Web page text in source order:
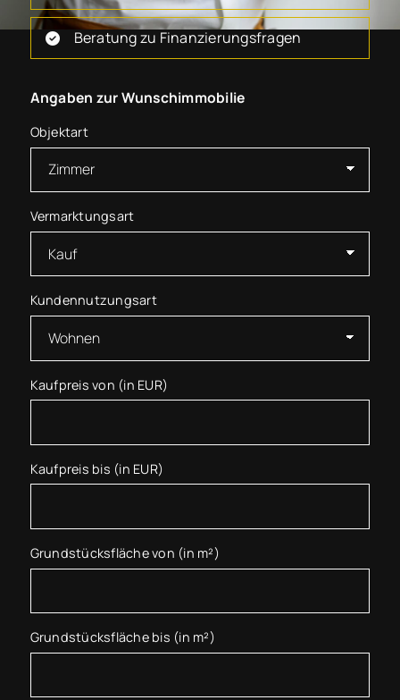
Beratung zu Finanzierungsfragen
Angaben zur Wunschimmobilie
Objektart
Vermarktungsart
Kundennutzungsart
Kaufpreis von (in EUR)
Kaufpreis bis (in EUR)
Grundstücksfläche von (in m²)
Grundstücksfläche bis (in m²)